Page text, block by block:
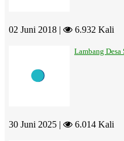
02 Juni 2018 | 6.932 Kali
Lambang Desa
30 Juni 2025 | 6.014 Kali